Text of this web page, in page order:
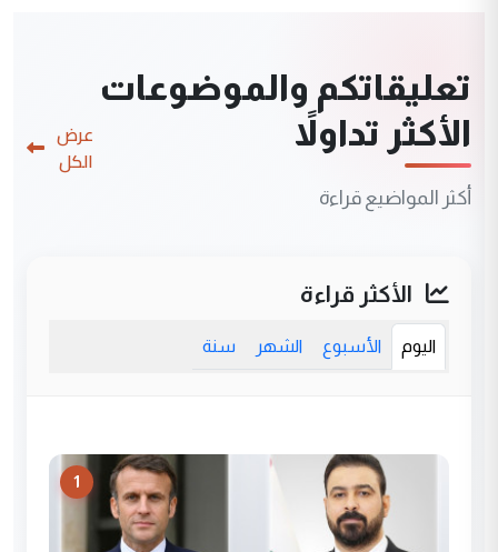
تعليقاتكم والموضوعات
الأكثر تداولاً
أكثر المواضيع قراءة
عرض
الكل
الأكثر قراءة
اليوم الأسبوع الشهر سنة
1